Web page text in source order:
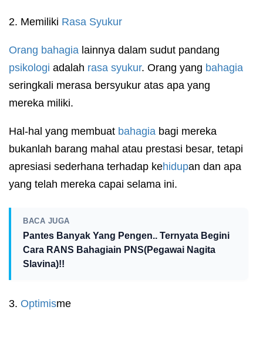
2. Memiliki Rasa Syukur
Orang bahagia lainnya dalam sudut pandang
psikologi adalah rasa syukur. Orang yang bahagia
seringkali merasa bersyukur atas apa yang
mereka miliki.
Hal-hal yang membuat bahagia bagi mereka
bukanlah barang mahal atau prestasi besar, tetapi
apresiasi sederhana terhadap kehidupan dan apa
yang telah mereka capai selama ini.
BACA JUGA
Pantes Banyak Yang Pengen.. Ternyata Begini
Cara RANS Bahagiain PNS(Pegawai Nagita
Slavina)!!
3. Optimisme